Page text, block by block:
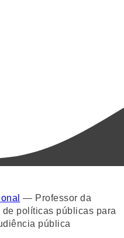
— Professor da
políticas públicas para
pública